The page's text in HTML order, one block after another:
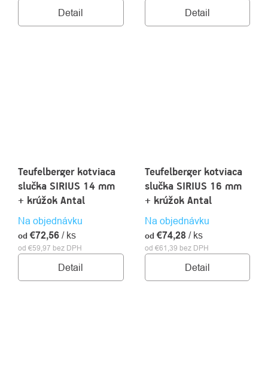
Detail Detail
Teufelberger kotviaca
slučka SIRIUS 14 mm
+ krúžok Antal
Na objednávku
od €59,97 bez DPH
od €72,56 / ks
Detail
Teufelberger kotviaca
slučka SIRIUS 16 mm
+ krúžok Antal
Na objednávku
od €61,39 bez DPH
od €74,28 / ks
Detail